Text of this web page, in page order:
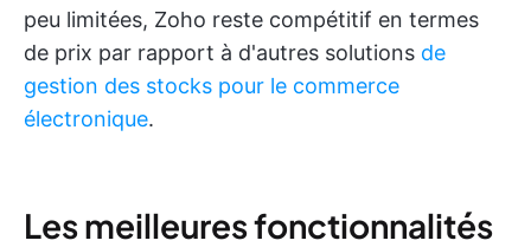
peu limitées, Zoho reste compétitif en termes
de prix par rapport à d'autres solutions de
gestion des stocks pour le commerce
électronique.
Les meilleures fonctionnalités